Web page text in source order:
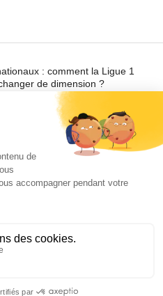
: comment la Ligue 1
de dimension ?
ou de désabonnement :